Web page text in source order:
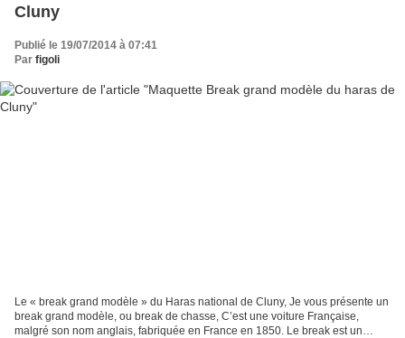
Cluny
Publié le 19/07/2014 à 07:41
Par figoli
Le « break grand modèle » du Haras national de Cluny, Je vous présente un
break grand modèle, ou break de chasse, C’est une voiture Française,
malgré son nom anglais, fabriquée en France en 1850. Le break est un